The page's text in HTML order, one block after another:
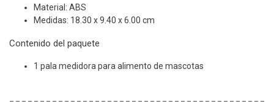
Material: ABS
Medidas: 18.30 x 9.40 x 6.00 cm
Contenido del paquete
1 pala medidora para alimento de mascotas